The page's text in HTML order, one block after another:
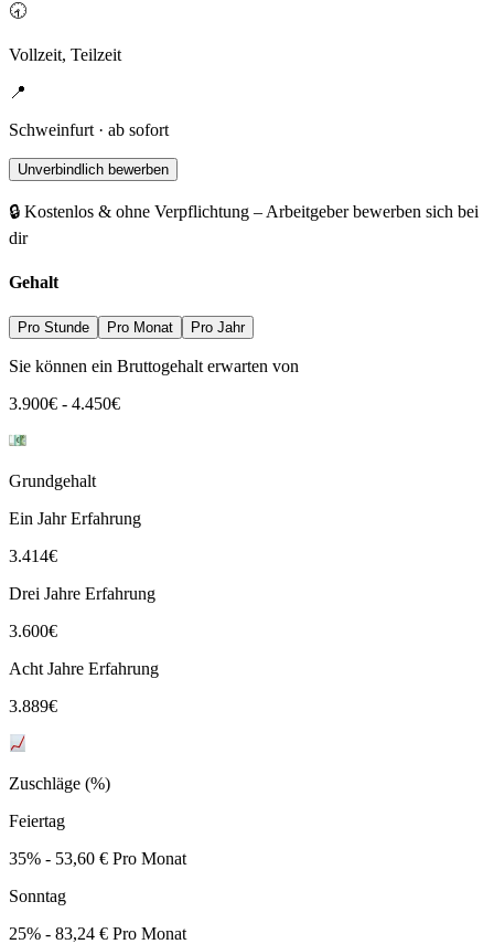
🕣
Vollzeit, Teilzeit
📍
Schweinfurt · ab sofort
Unverbindlich bewerben
🔒 Kostenlos & ohne Verpflichtung – Arbeitgeber bewerben sich bei
dir
Gehalt
Pro Stunde Pro Monat Pro Jahr
Sie können ein Bruttogehalt erwarten von
3.900€ - 4.450€
Grundgehalt
Ein Jahr Erfahrung
3.414€
Drei Jahre Erfahrung
3.600€
Acht Jahre Erfahrung
3.889€
Zuschläge (%)
Feiertag
35% - 53,60 € Pro Monat
Sonntag
25% - 83,24 € Pro Monat